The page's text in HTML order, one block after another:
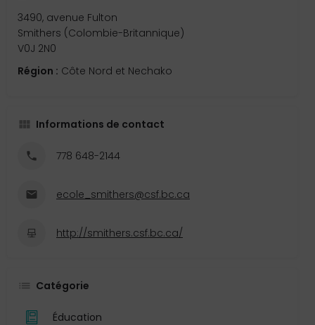
3490, avenue Fulton
Smithers (Colombie-Britannique)
V0J 2N0
Région : Côte Nord et Nechako
Informations de contact
778 648-2144
ecole_smithers@csf.bc.ca
http://smithers.csf.bc.ca/
Catégorie
Éducation